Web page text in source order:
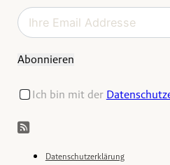
Abonnieren
Ich bin mit der
Datenschutzerklärung